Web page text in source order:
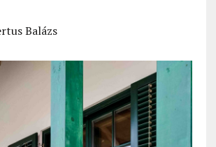
Balázs